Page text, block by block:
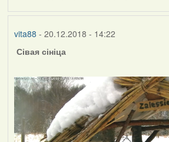
vita88 - 20.12.2018 - 14:22
Сівая сініца